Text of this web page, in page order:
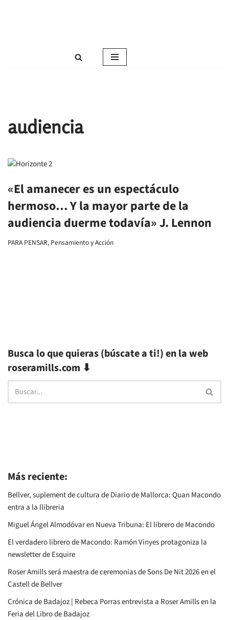
audiencia
«El amanecer es un espectáculo
hermoso… Y la mayor parte de la
audiencia duerme todavía» J. Lennon
PARA PENSAR, Pensamiento y Acción
Busca lo que quieras (búscate a ti!) en la web
roseramills.com ⬇
Más reciente:
Bellver, suplement de cultura de Diario de Mallorca: Quan Macondo
entra a la llibreria
Miguel Ángel Almodóvar en Nueva Tribuna: El librero de Macondo
El verdadero librero de Macondo: Ramón Vinyes protagoniza la
newsletter de Esquire
Roser Amills será maestra de ceremonias de Sons De Nit 2026 en el
Castell de Bellver
Crónica de Badajoz | Rebeca Porras entrevista a Roser Amills en la
Feria del Libro de Badajoz